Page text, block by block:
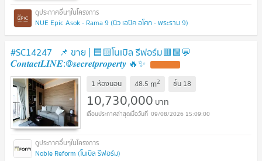
NUE Epic Asok - Rama 9 (นิว เอปิค อโศก - พระราม 9)
#SC14247 📌 ขาย | 🟦🟨โนเบิล รีฟอร์ม​🟥🟩💬
𝑪𝒐𝒏𝒕𝒂𝒄𝒕𝑳𝑰𝑵𝑬:@𝒔𝒆𝒄𝒓𝒆𝒕𝒑𝒓𝒐𝒑𝒆𝒓𝒕𝒚 🔥✨
1 ห้องนอน 48.5 m2 ชั้น 18
10,730,000 บาท
09/08/2026 15:09:00
Noble Reform (โนเบิล รีฟอร์ม)